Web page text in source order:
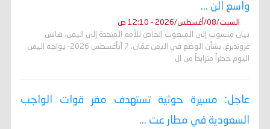
واسع الن ...
السبت/08/أغسطس/2026 - 12:10 ص
بيان منسوب إلى المبعوث الخاص للأمم المتحدة إلى اليمن، هانس
غروندبرغ، بشأن الوضع في اليمن عمّان، 7 آبأغسطس 2026- يواجه اليمن
اليوم خطراً متزايداً من ال
عاجل: مسيرة حوثية تستهدف مقر قوات الواجب
السعودية في مطار عت ...